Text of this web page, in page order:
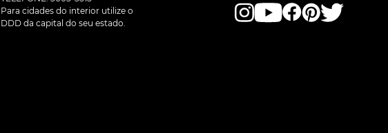
Para cidades do interior utilize o
DDD da capital do seu estado.